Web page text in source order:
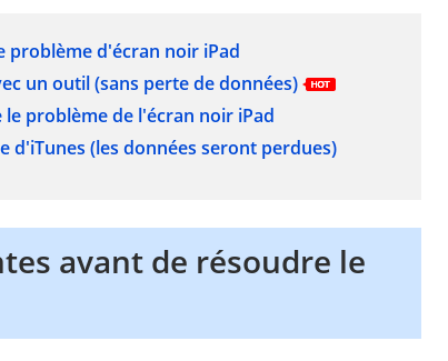
problème d'écran noir iPad
un outil (sans perte de données)
problème de l'écran noir iPad
d'iTunes (les données seront perdues)
avant de résoudre le